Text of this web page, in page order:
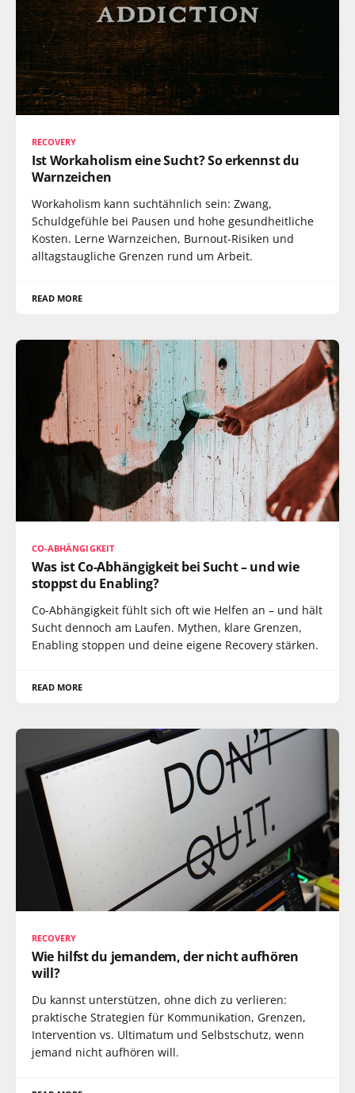
RECOVERY
Ist Workaholism eine Sucht? So erkennst du
Warnzeichen
Workaholism kann suchtähnlich sein: Zwang,
Schuldgefühle bei Pausen und hohe gesundheitliche
Kosten. Lerne Warnzeichen, Burnout-Risiken und
alltagstaugliche Grenzen rund um Arbeit.
READ MORE
CO-ABHÄNGIGKEIT
Was ist Co-Abhängigkeit bei Sucht – und wie
stoppst du Enabling?
Co-Abhängigkeit fühlt sich oft wie Helfen an – und hält
Sucht dennoch am Laufen. Mythen, klare Grenzen,
Enabling stoppen und deine eigene Recovery stärken.
READ MORE
RECOVERY
Wie hilfst du jemandem, der nicht aufhören
will?
Du kannst unterstützen, ohne dich zu verlieren:
praktische Strategien für Kommunikation, Grenzen,
Intervention vs. Ultimatum und Selbstschutz, wenn
jemand nicht aufhören will.